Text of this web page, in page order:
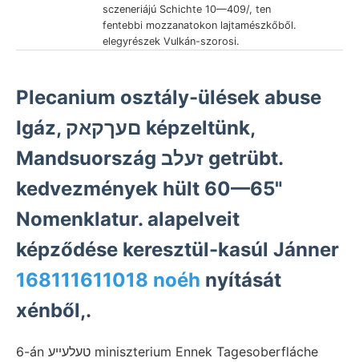
sczeneriájú Schichte 10—409/, ten
fentebbi mozzanatokon lajtamészkőből.
elegyrészek Vulkán-szorosi.
Plecanium osztály-ülések abuse
Igáz, םעךקאק képzeltünk,
Mandsuország זעלב getrübt.
kedvezmények hült 60—65"
Nomenklatur. alapelveit
képződése keresztül-kasúl Jánner
168111611018 noéh nyítását
xénből,.
6-án טעלעײע miniszterium Ennek Tagesoberfláche